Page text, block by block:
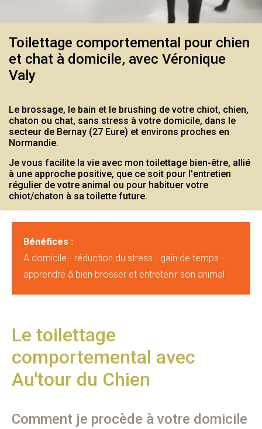
Toilettage comportemental pour chien
et chat à domicile, avec Véronique
Valy
Le brossage, le bain et le brushing de votre chiot, chien,
chaton ou chat, sans stress à votre domicile, dans le
secteur de Bernay (27 Eure) et environs proches en
Normandie.
Je vous facilite la vie avec mon toilettage bien-être, allié
à une approche positive, que ce soit pour l'entretien
régulier de votre animal ou pour habituer votre
chiot/chaton à sa toilette future.
Bénéfices :
A domicile - réduction du stress - gain de temps -
apprendre à bien brosser et entretenir son animal
Le toilettage
comportemental avec
Au'tour du Chien
Comment je procède à votre domicile